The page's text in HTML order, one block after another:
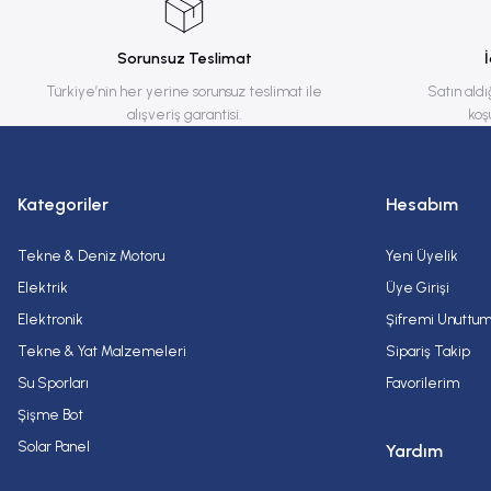
Ürün açıklamasında eksik bilgiler bulunuyor.
Ürün bilgilerinde hatalar bulunuyor.
Ürün fiyatı diğer sitelerden daha pahalı.
Bu ürüne benzer farklı alternatifler olmalı.
Sorunsuz Teslimat
Türkiye’nin her yerine sorunsuz teslimat ile
alışveriş garantisi.
Satın
Kategoriler
Tekne & Deniz Motoru
Elektrik
Elektronik
Tekne & Yat Malzemeleri
Su Sporları
Şişme Bot
Solar Panel
Hesabım
Yeni Üyelik
Üye Girişi
Şifremi Unuttum
Sipariş Takip
Favorilerim
Yardım